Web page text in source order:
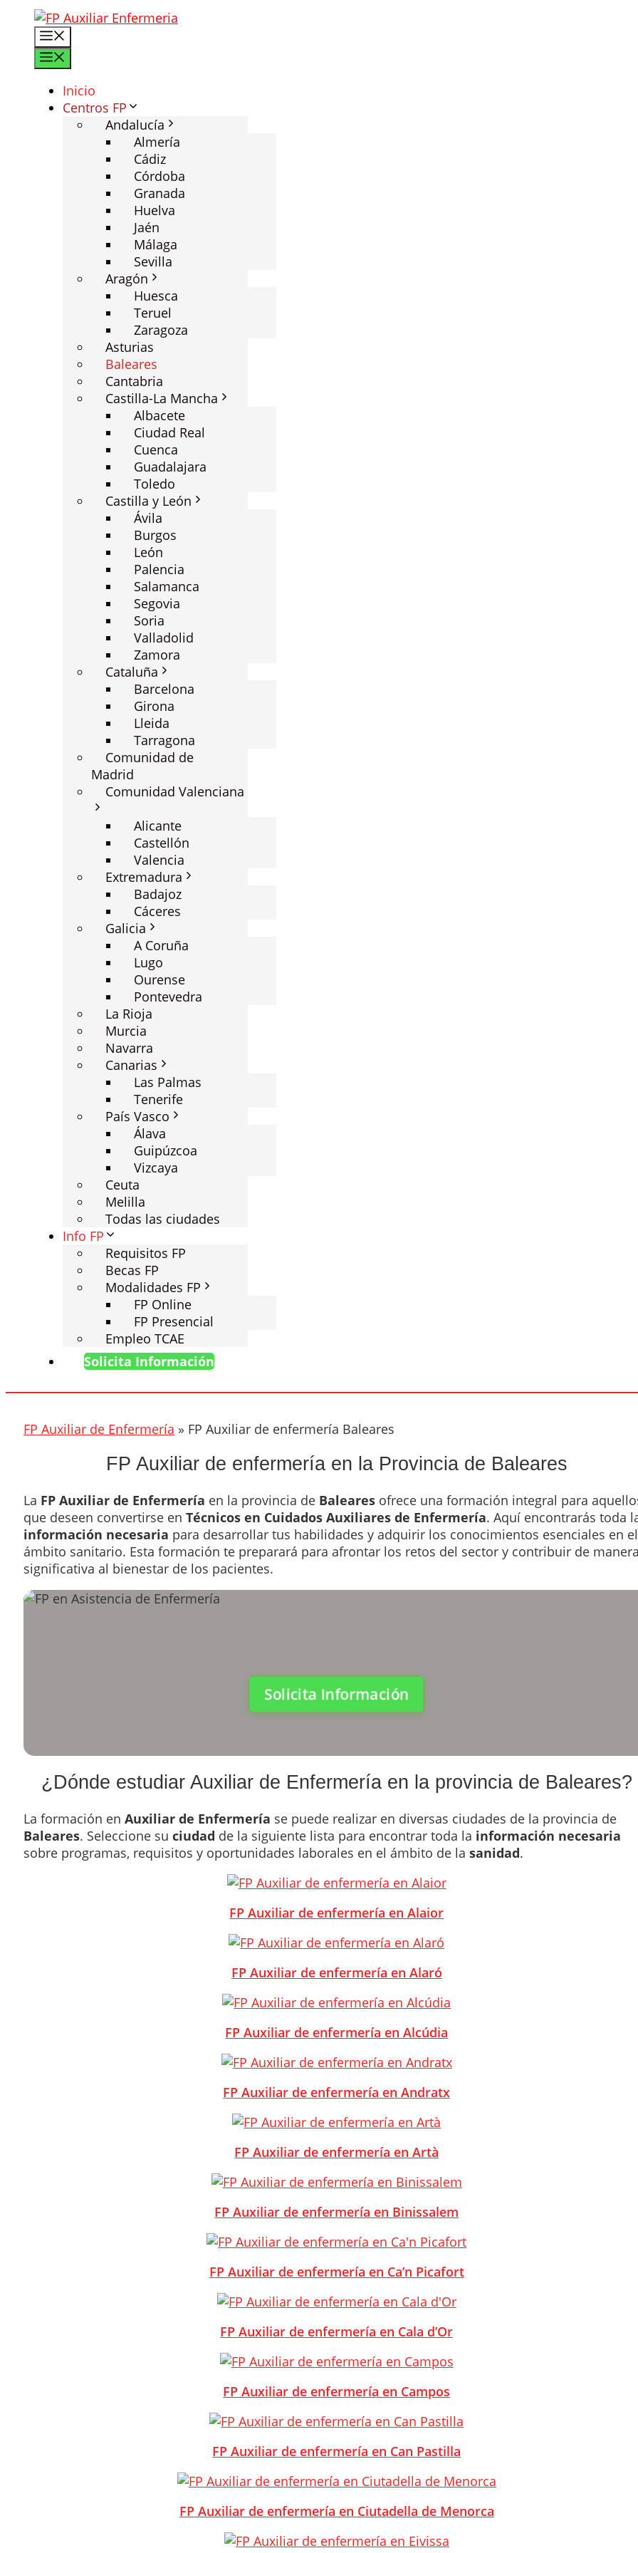
Saltar
contenido
Inicio
Centros FP
Andalucía
Almería
Cádiz
Córdoba
Granada
Huelva
Jaén
Málaga
Sevilla
Aragón
Huesca
Teruel
Zaragoza
Asturias
Baleares
Cantabria
Castilla-La Mancha
Albacete
Ciudad Real
Cuenca
Guadalajara
Toledo
Castilla y León
Ávila
Burgos
León
Palencia
Salamanca
Segovia
Soria
Valladolid
Zamora
Cataluña
Barcelona
Girona
Lleida
Tarragona
Comunidad de
Madrid
Comunidad Valenciana
Alicante
Castellón
Valencia
Extremadura
Badajoz
Cáceres
Galicia
A Coruña
Lugo
Ourense
Pontevedra
La Rioja
Murcia
Navarra
Canarias
Las Palmas
Tenerife
País Vasco
Álava
Guipúzcoa
Vizcaya
Ceuta
Melilla
Todas las ciudades
Info FP
Requisitos FP
Becas FP
Modalidades FP
FP Online
FP Presencial
Empleo TCAE
Solicita Información
FP Auxiliar de Enfermería » FP Auxiliar de enfermería Baleares
FP Auxiliar de enfermería en la Provincia de Baleares
La FP Auxiliar de Enfermería en la provincia de Baleares ofrece una formación integral para
que deseen convertirse en Técnicos en Cuidados Auxiliares de Enfermería. Aquí encontrarás toda
información necesaria para desarrollar tus habilidades y adquirir los conocimientos esenciales en el
ámbito sanitario. Esta formación te preparará para afrontar los retos del sector y contribuir de manera
significativa al bienestar de los pacientes.
Solicita Información
¿Dónde estudiar Auxiliar de Enfermería en la provincia de Baleares?
La formación en Auxiliar de Enfermería se puede realizar en diversas ciudades de la provincia de
Baleares. Seleccione su ciudad de la siguiente lista para encontrar toda la información necesaria
sobre programas, requisitos y oportunidades laborales en el ámbito de la sanidad.
FP Auxiliar de enfermería en Alaior
FP Auxiliar de enfermería en Alaró
FP Auxiliar de enfermería en Alcúdia
FP Auxiliar de enfermería en Andratx
FP Auxiliar de enfermería en Artà
FP Auxiliar de enfermería en Binissalem
FP Auxiliar de enfermería en Ca’n Picafort
FP Auxiliar de enfermería en Cala d’Or
FP Auxiliar de enfermería en Campos
FP Auxiliar de enfermería en Can Pastilla
FP Auxiliar de enfermería en Ciutadella de Menorca